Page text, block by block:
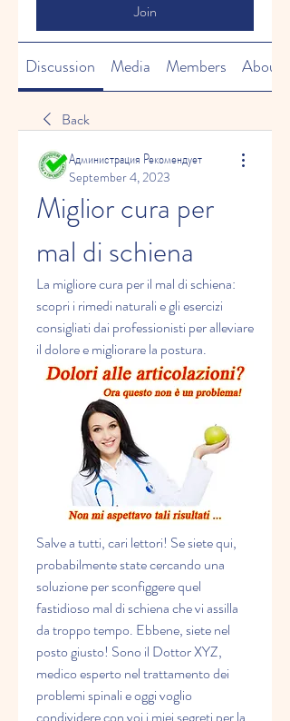
Join
Discussion Media Members About
Back
Администрация Рекомендует
September 4, 2023
Miglior cura per
mal di schiena
La migliore cura per il mal di schiena:
scopri i rimedi naturali e gli esercizi
consigliati dai professionisti per alleviare
il dolore e migliorare la postura.
Salve a tutti, cari lettori! Se siete qui,
probabilmente state cercando una
soluzione per sconfiggere quel
fastidioso mal di schiena che vi assilla
da troppo tempo. Ebbene, siete nel
posto giusto! Sono il Dottor XYZ,
medico esperto nel trattamento dei
problemi spinali e oggi voglio